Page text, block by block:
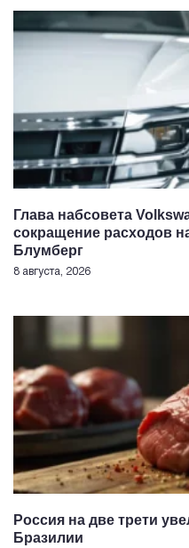
Глава набсовета
сокращение расходов
Блумберг
8 августа, 2026
Россия на две трети
Бразилии